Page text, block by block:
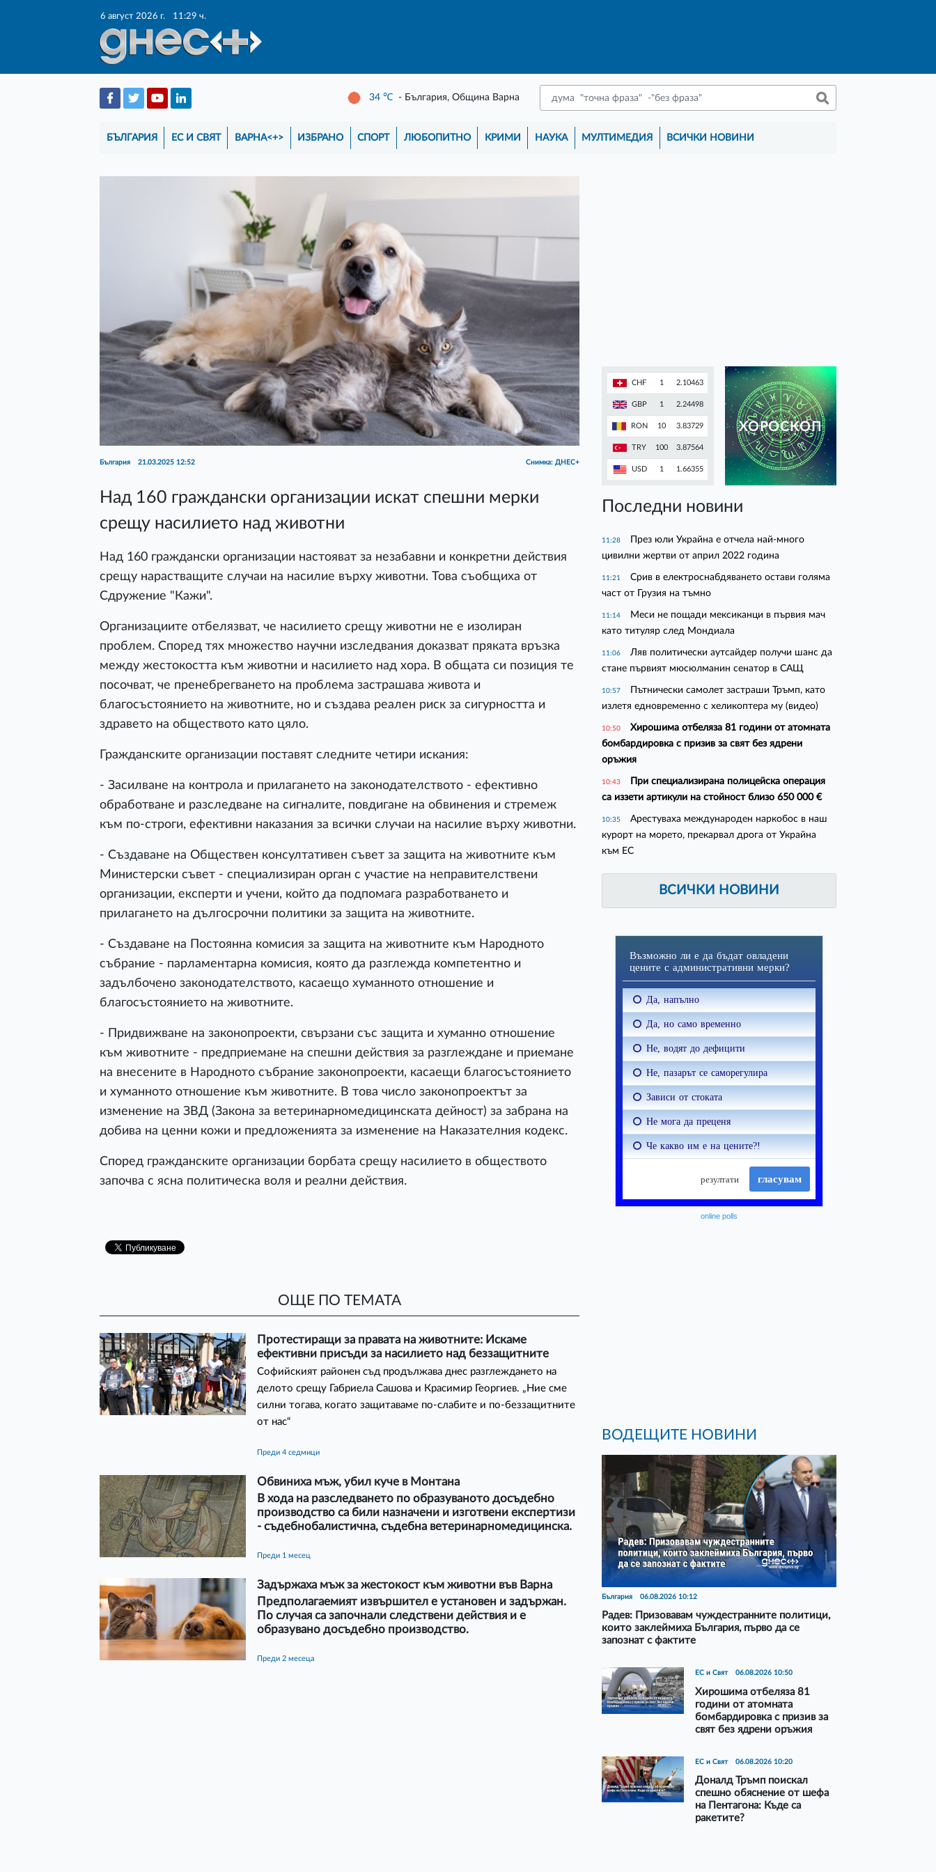
6 август 2026 г. 11:29 ч.
34 ℃ - България, Община Варна
БЪЛГАРИЯ ЕС И СВЯТ ВАРНА<+> ИЗБРАНО СПОРТ ЛЮБОПИТНО КРИМИ НАУКА МУЛТИМЕДИЯ ВСИЧКИ НОВИНИ
България 21.03.2025 12:52 Снимка: ДНЕС+
Над 160 граждански организации искат спешни мерки
срещу насилието над животни
Над 160 граждански организации настояват за незабавни и конкретни действия
срещу нарастващите случаи на насилие върху животни. Това съобщиха от
Сдружение "Кажи".
Организациите отбелязват, че насилието срещу животни не е изолиран
проблем. Според тях множество научни изследвания доказват пряката връзка
между жестокостта към животни и насилието над хора. В общата си позиция те
посочват, че пренебрегването на проблема застрашава живота и
благосъстоянието на животните, но и създава реален риск за сигурността и
здравето на обществото като цяло.
Гражданските организации поставят следните четири искания:
- Засилване на контрола и прилагането на законодателството - ефективно
обработване и разследване на сигналите, повдигане на обвинения и стремеж
към по-строги, ефективни наказания за всички случаи на насилие върху животни.
- Създаване на Обществен консултативен съвет за защита на животните към
Министерски съвет - специализиран орган с участие на неправителствени
организации, експерти и учени, който да подпомага разработването и
прилагането на дългосрочни политики за защита на животните.
- Създаване на Постоянна комисия за защита на животните към Народното
събрание - парламентарна комисия, която да разглежда компетентно и
задълбочено законодателството, касаещо хуманното отношение и
благосъстоянието на животните.
- Придвижване на законопроекти, свързани със защита и хуманно отношение
към животните - предприемане на спешни действия за разглеждане и приемане
на внесените в Народното събрание законопроекти, касаещи благосъстоянието
и хуманното отношение към животните. В това число законопроектът за
изменение на ЗВД (Закона за ветеринарномедицинската дейност) за забрана на
добива на ценни кожи и предложенията за изменение на Наказателния кодекс.
Според гражданските организации борбата срещу насилието в обществото
започва с ясна политическа воля и реални действия.
ОЩЕ ПО ТЕМАТА
Протестиращи за правата на животните: Искаме
ефективни присъди за насилието над беззащитните
Софийският районен съд продължава днес разглеждането на
делото срещу Габриела Сашова и Красимир Георгиев. „Ние сме
силни тогава, когато защитаваме по-слабите и по-беззащитните
от нас“
преди 4 седмици
Обвиниха мъж, убил куче в Монтана
В хода на разследването по образуваното досъдебно
производство са били назначени и изготвени експертизи
- съдебнобалистична, съдебна ветеринарномедицинска.
преди 1 месец
Задържаха мъж за жестокост към животни във Варна
Предполагаемият извършител е установен и задържан.
По случая са започнали следствени действия и е
образувано досъдебно производство.
преди 2 месеца
CHF 1 2.10463
GBP 1 2.24498
RON 10 3.83729
TRY 100 3.87564
USD 1 1.66355
ХОРОСКОП
Последни новини
11:28
През юли Украйна е отчела най-много
цивилни жертви от април 2022 година
11:21
Срив в електроснабдяването остави голяма
част от Грузия на тъмно
11:14
Меси не пощади мексиканци в първия мач
като титуляр след Мондиала
11:06
Ляв политически аутсайдер получи шанс да
стане първият мюсюлманин сенатор в САЩ
10:57
Пътнически самолет застраши Тръмп, като
излетя едновременно с хеликоптера му (видео)
10:50
Хирошима отбеляза 81 години от атомната
бомбардировка с призив за свят без ядрени
оръжия
10:43
При специализирана полицейска операция
са иззети артикули на стойност близо 650 000 €
10:35
Арестуваха международен наркобос в наш
курорт на морето, прекарвал дрога от Украйна
към ЕС
ВСИЧКИ НОВИНИ
online polls
ВОДЕЩИТЕ НОВИНИ
България 06.08.2026 10:12
Радев: Призовавам чуждестранните политици,
които заклеймиха България, първо да се
запознат с фактите
ЕС и Свят 06.08.2026 10:50
Хирошима отбеляза 81
години от атомната
бомбардировка с призив за
свят без ядрени оръжия
ЕС и Свят 06.08.2026 10:20
Доналд Тръмп поискал
спешно обяснение от шефа
на Пентагона: Къде са
ракетите?